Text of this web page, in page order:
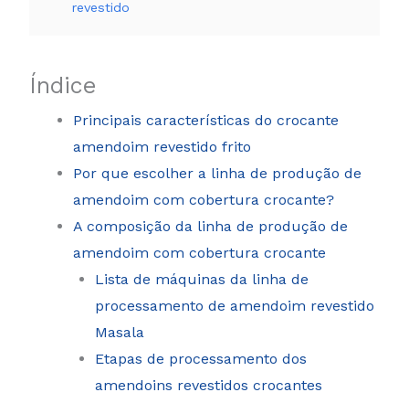
revestido
Índice
Principais características do crocante
amendoim revestido frito
Por que escolher a linha de produção de
amendoim com cobertura crocante?
A composição da linha de produção de
amendoim com cobertura crocante
Lista de máquinas da linha de
processamento de amendoim revestido
Masala
Etapas de processamento dos
amendoins revestidos crocantes